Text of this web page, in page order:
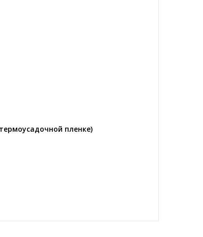
пленке)